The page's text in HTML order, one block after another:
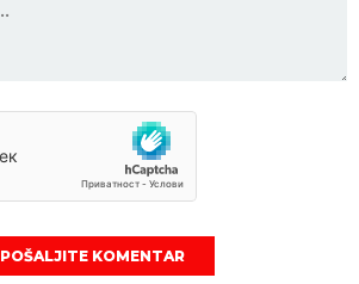
POŠALJITE KOMENTAR